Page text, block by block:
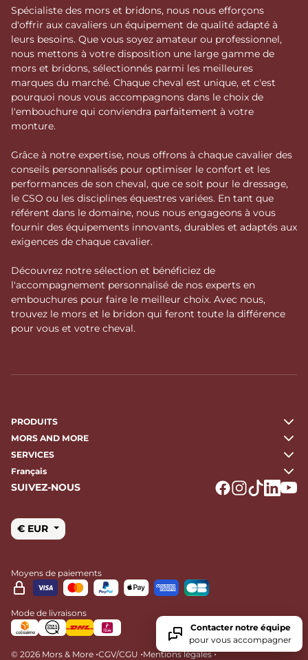
Spécialiste des mors et bridons, nous nous efforçons
d'offrir aux cavaliers un équipement de qualité adapté à
leurs besoins. Que vous soyez amateur ou professionnel,
nous mettons à votre disposition une large gamme de
mors et bridons, sélectionnés parmi les meilleures
marques du marché. Chaque cheval est unique, et c'est
pourquoi nous vous accompagnons dans le choix de
l'embouchure qui conviendra parfaitement à votre
monture.
Grâce à notre expertise, nous offrons à chaque cavalier des
conseils personnalisés pour optimiser le confort et les
performances de son cheval, que ce soit pour le dressage,
le CSO ou les disciplines équestres variées. En tant que
référent dans le domaine, nous nous engageons à vous
fournir des équipements innovants, durables et adaptés aux
exigences de chaque cavalier.
Découvrez notre sélection et bénéficiez de
l'accompagnement personnalisé de nos experts en
embouchures pour faire le meilleur choix. Avec nous,
trouvez le mors et le bridon qui feront toute la différence
pour vous et votre cheval.
PRODUITS
MORS AND MORE
SERVICES
Français
SUIVEZ-NOUS
€ EUR
Moyens de paiements
Mode de livraisons
© 2026 Mors & More •CGV/CGU •Mentions légales•
Contacter notre équipe
pour vous accompagner